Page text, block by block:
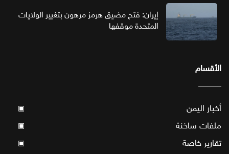
إيران: فتح مضيق هرمز مرهون بتغيير الولايات
المتحدة موقفها
الأقسام
أخبار اليمن ▣
ملفات ساخنة ▣
تقارير خاصة ▣